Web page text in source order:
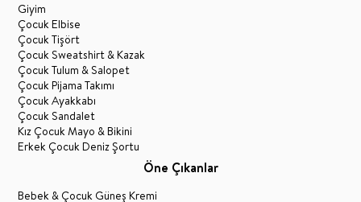
Giyim
Çocuk Elbise
Çocuk Tişört
Çocuk Sweatshirt & Kazak
Çocuk Tulum & Salopet
Çocuk Pijama Takımı
Çocuk Ayakkabı
Çocuk Sandalet
Kız Çocuk Mayo & Bikini
Erkek Çocuk Deniz Şortu
Öne Çıkanlar
Bebek & Çocuk Güneş Kremi